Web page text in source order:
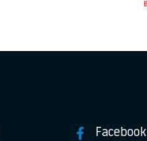
Facebook